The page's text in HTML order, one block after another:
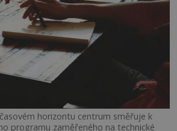
horizontu centrum směřuje k
programu zaměřeného na technické